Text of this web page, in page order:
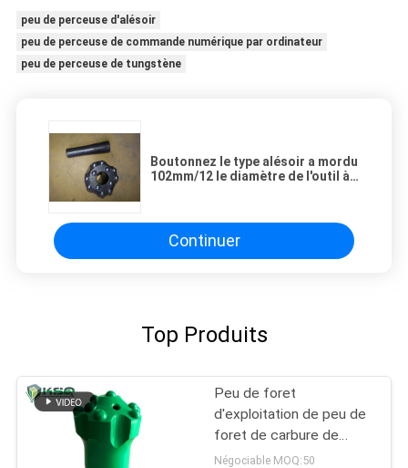
peu de perceuse d'alésoir
peu de perceuse de commande numérique par ordinateur
peu de perceuse de tungstène
Boutonnez le type alésoir a mordu
102mm/12 le diamètre de l'outil à
Continuer
Top Produits
Peu de foret
d'exploitation de peu de
foret de carbure de
tungstène de roche du
Négociable MOQ:50